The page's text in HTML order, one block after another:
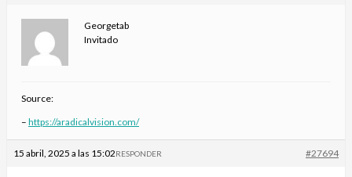
Georgetab
Invitado
Source:
– https://aradicalvision.com/
15 abril, 2025 a las 15:02 #27694
RESPONDER